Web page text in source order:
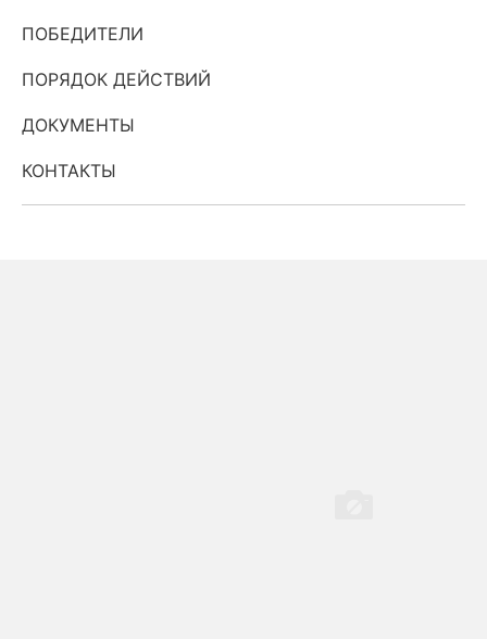
ПОБЕДИТЕЛИ
ПОРЯДОК ДЕЙСТВИЙ
ДОКУМЕНТЫ
КОНТАКТЫ